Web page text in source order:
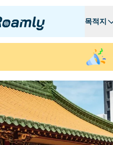
목적지
지역 eSIM